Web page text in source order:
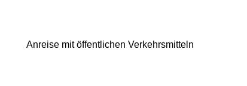
Anreise mit öffentlichen Verkehrsmitteln